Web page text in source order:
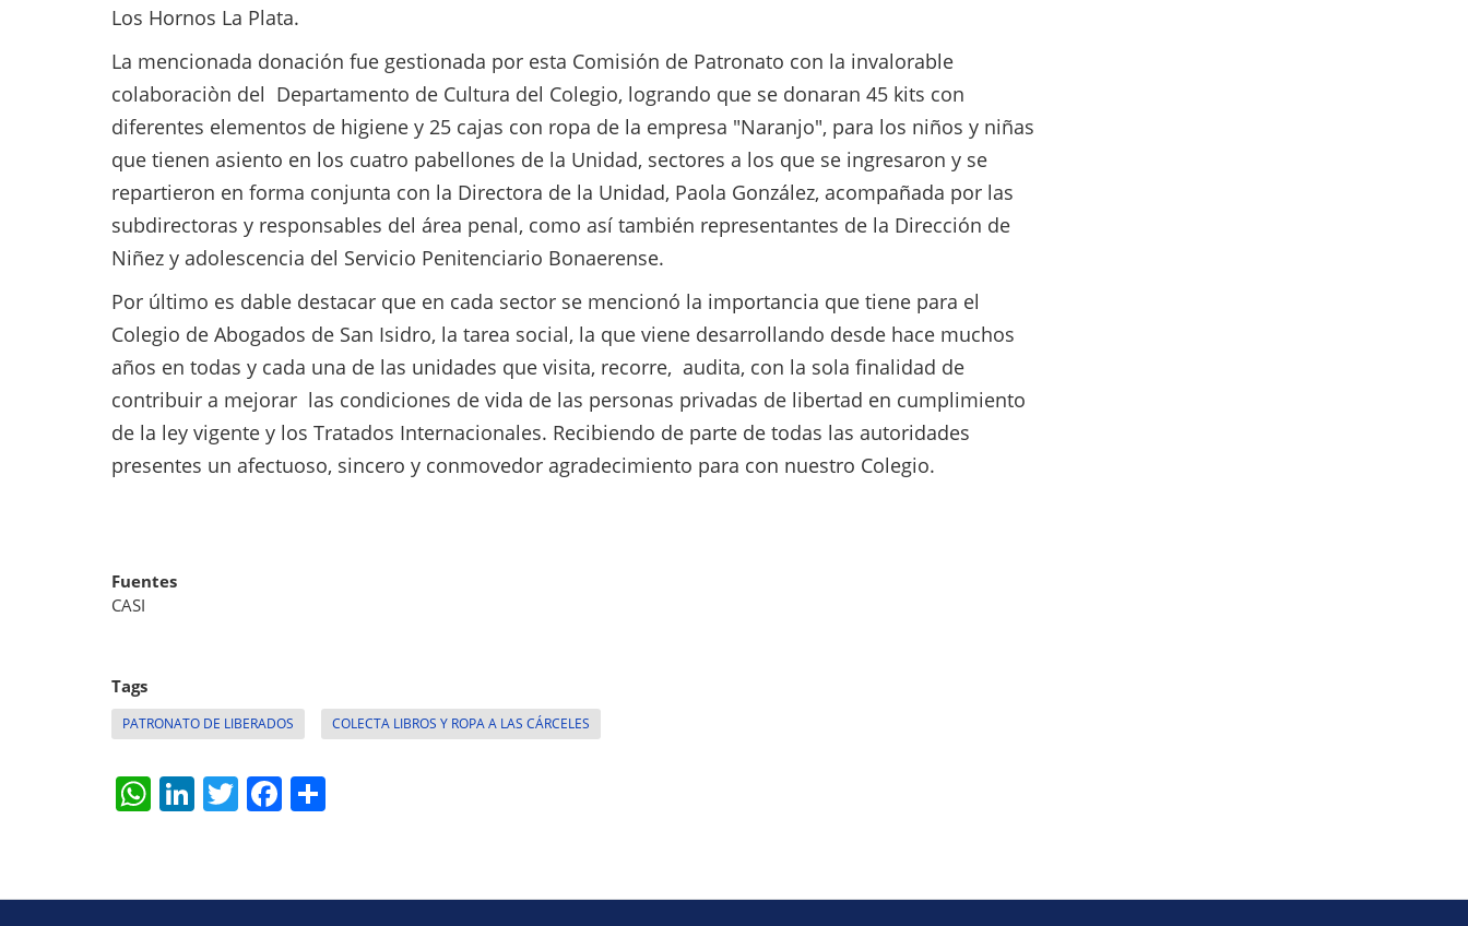
Los Hornos La Plata.
La mencionada donación fue gestionada por esta Comisión de Patronato con la invalorable
colaboraciòn del Departamento de Cultura del Colegio, logrando que se donaran 45 kits con
diferentes elementos de higiene y 25 cajas con ropa de la empresa "Naranjo", para los niños y niñas
que tienen asiento en los cuatro pabellones de la Unidad, sectores a los que se ingresaron y se
repartieron en forma conjunta con la Directora de la Unidad, Paola González, acompañada por las
subdirectoras y responsables del área penal, como así también representantes de la Dirección de
Niñez y adolescencia del Servicio Penitenciario Bonaerense.
Por último es dable destacar que en cada sector se mencionó la importancia que tiene para el
Colegio de Abogados de San Isidro, la tarea social, la que viene desarrollando desde hace muchos
años en todas y cada una de las unidades que visita, recorre, audita, con la sola finalidad de
contribuir a mejorar las condiciones de vida de las personas privadas de libertad en cumplimiento
de la ley vigente y los Tratados Internacionales. Recibiendo de parte de todas las autoridades
presentes un afectuoso, sincero y conmovedor agradecimiento para con nuestro Colegio.
Fuentes
CASI
Tags
PATRONATO DE LIBERADOS COLECTA LIBROS Y ROPA A LAS CÁRCELES
W
h
s
Li
n
e
T
w
er
F
a
e e